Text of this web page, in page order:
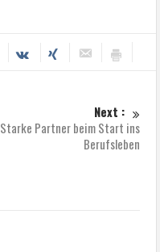
Next :
Starke Partner beim Start ins
Berufsleben